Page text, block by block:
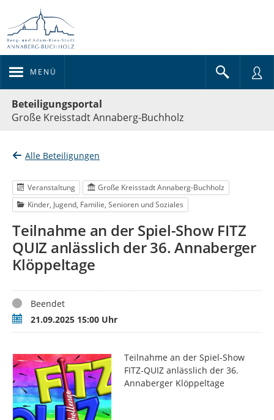
MENÜ
Beteiligungsportal
Große Kreisstadt Annaberg-Buchholz
Alle Beteiligungen
Veranstaltung
Große Kreisstadt Annaberg-Buchholz
Kinder, Jugend, Familie, Senioren und Soziales
Teilnahme an der Spiel-Show FITZ
QUIZ anlässlich der 36. Annaberger
Klöppeltage
StatusBeendet
Termin21.09.2025 15:00 Uhr
Teilnahme an der Spiel-Show
FITZ-QUIZ anlässlich der 36.
Annaberger Klöppeltage